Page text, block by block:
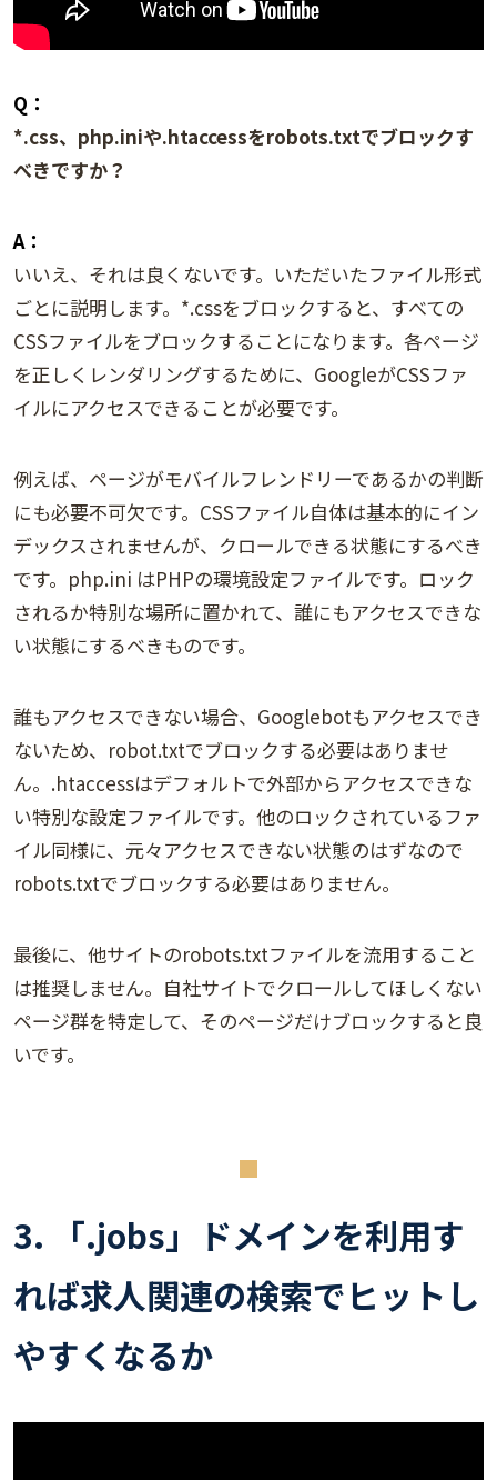
Q：
*.css、php.iniや.htaccessをrobots.txtでブロックす
べきですか？
A：
いいえ、それは良くないです。いただいたファイル形式
ごとに説明します。*.cssをブロックすると、すべての
CSSファイルをブロックすることになります。各ページ
を正しくレンダリングするために、GoogleがCSSファ
イルにアクセスできることが必要です。
例えば、ページがモバイルフレンドリーであるかの判断
にも必要不可欠です。CSSファイル自体は基本的にイン
デックスされませんが、クロールできる状態にするべき
です。php.ini はPHPの環境設定ファイルです。ロック
されるか特別な場所に置かれて、誰にもアクセスできな
い状態にするべきものです。
誰もアクセスできない場合、Googlebotもアクセスでき
ないため、robot.txtでブロックする必要はありませ
ん。.htaccessはデフォルトで外部からアクセスできな
い特別な設定ファイルです。他のロックされているファ
イル同様に、元々アクセスできない状態のはずなので
robots.txtでブロックする必要はありません。
最後に、他サイトのrobots.txtファイルを流用すること
は推奨しません。自社サイトでクロールしてほしくない
ページ群を特定して、そのページだけブロックすると良
いです。
3. 「.jobs」ドメインを利用す
れば求人関連の検索でヒットし
やすくなるか